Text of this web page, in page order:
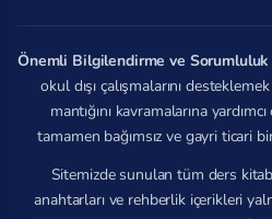
Önemli Bilgilendirme ve Sorumluluk
okul dışı çalışmalarını
mantığını kavramalarına
tamamen bağımsız ve gayri ticari
Sitemizde sunulan tüm ders
anahtarları ve rehberlik içerikleri